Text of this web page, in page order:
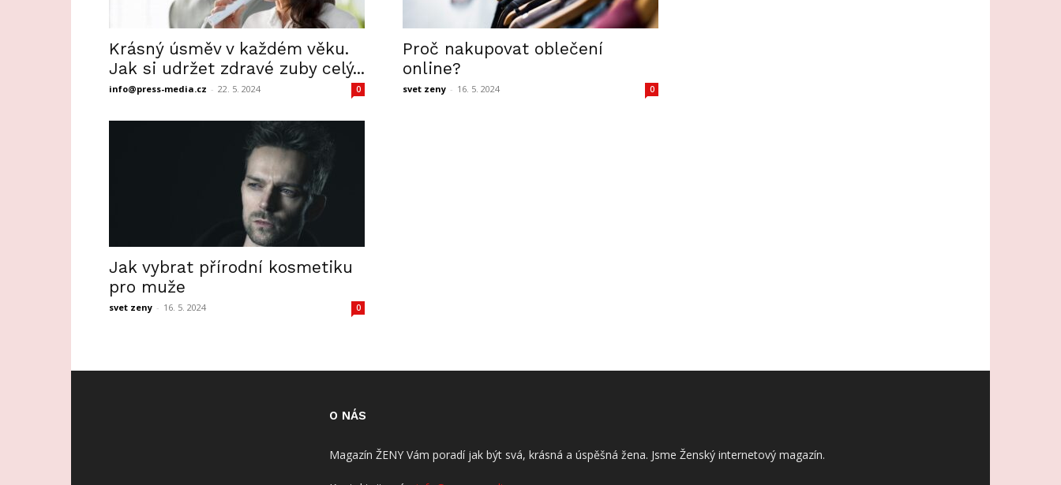
Krásný úsměv v každém věku.
Jak si udržet zdravé zuby celý...
info@press-media.cz - 22. 5. 2024 0
Proč nakupovat oblečení
online?
svet zeny - 16. 5. 2024 0
Jak vybrat přírodní kosmetiku
pro muže
svet zeny - 16. 5. 2024 0
O NÁS
Magazín ŽENY Vám poradí jak být svá, krásná a úspěšná žena. Jsme Ženský internetový magazín.